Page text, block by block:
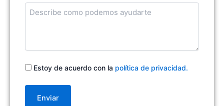
Cuentanos
en
ayudarte
Consentimiento
Estoy de acuerdo con la política de privacidad.